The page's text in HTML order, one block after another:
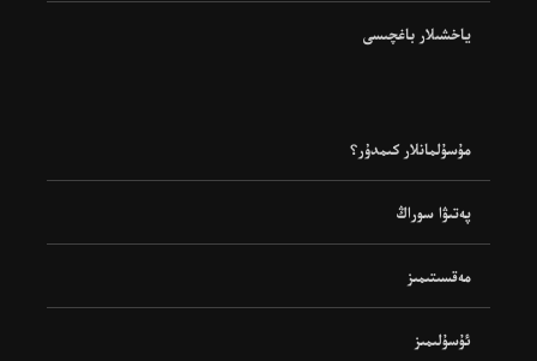
ياخشىلار باغچىسى
مۇسۇلمانلار كىمدۇر؟
پەتىۋا سوراڭ
مەقسىتىمىز
ئۇسۇلىمىز